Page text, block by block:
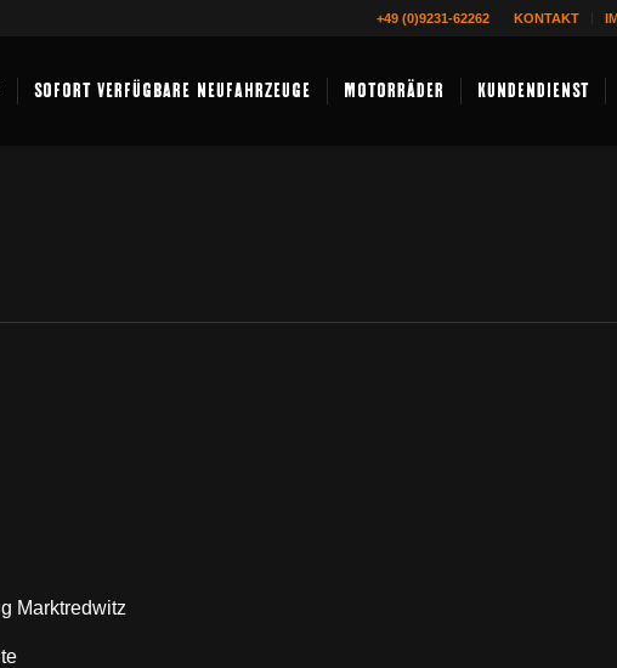
KONTAKT
+49 (0)9231-62262
SOFORT VERFÜGBARE NEUFAHRZEUGE MOTORRÄDER KUNDENDIENST
Marktredwitz